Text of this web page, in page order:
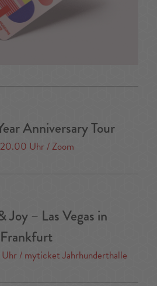
Anniversary Tour
Uhr / Zoom
Joy – Las Vegas in
Frankfurt
/ myticket Jahrhunderthalle